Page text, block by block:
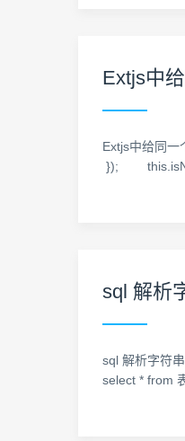
Extjs中
Extjs中给同
});
sql 解析
sql 解析字符
select * from